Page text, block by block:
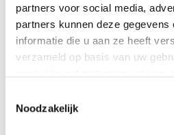
partners voor social media,
partners kunnen deze
informatie die u aan ze heeft
verzameld op basis van uw
Noodzakelijk
Nieuws
Over het CBF
Register Erkende
met een verschil in
en vrouwen op